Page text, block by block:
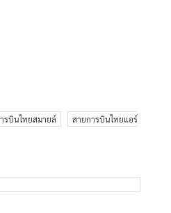
รบินไทยสมายล์
สายการบินไทยแอร์